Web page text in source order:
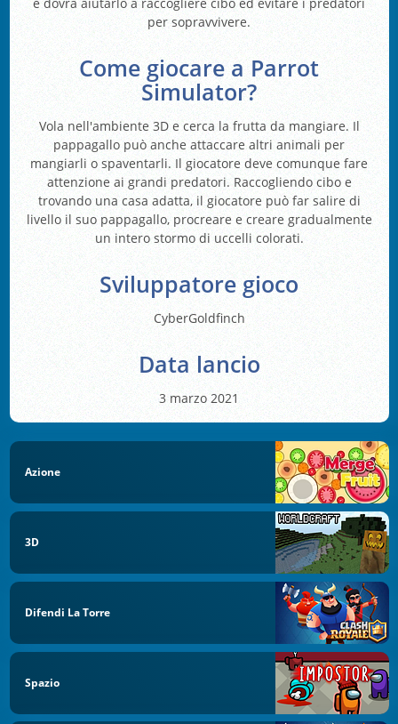
per sopravvivere.
Come giocare a Parrot
Simulator?
Vola nell'ambiente 3D e cerca la frutta da mangiare. Il
pappagallo può anche attaccare altri animali per
mangiarli o spaventarli. Il giocatore deve comunque fare
attenzione ai grandi predatori. Raccogliendo cibo e
trovando una casa adatta, il giocatore può far salire di
livello il suo pappagallo, procreare e creare gradualmente
un intero stormo di uccelli colorati.
Sviluppatore gioco
CyberGoldfinch
Data lancio
3 marzo 2021
Azione
3D
Difendi La Torre
Spazio